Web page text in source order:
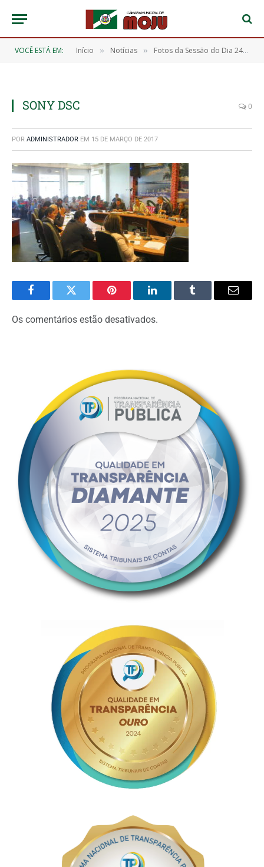
VOCÊ ESTÁ EM: Início » Notícias » Fotos da Sessão do Dia 24/02/2017
SONY DSC 0
POR ADMINISTRADOR EM 15 DE MARÇO DE 2017
FacebookTwitter Pinterest O
LinkedIn
Tumblr
E-
Os comentários estão desativados.